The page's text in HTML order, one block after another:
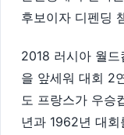
후보이자 디펜딩
2018 러시아 월
을 앞세워 대회 2
도 프랑스가 우승
년과 1962년 대